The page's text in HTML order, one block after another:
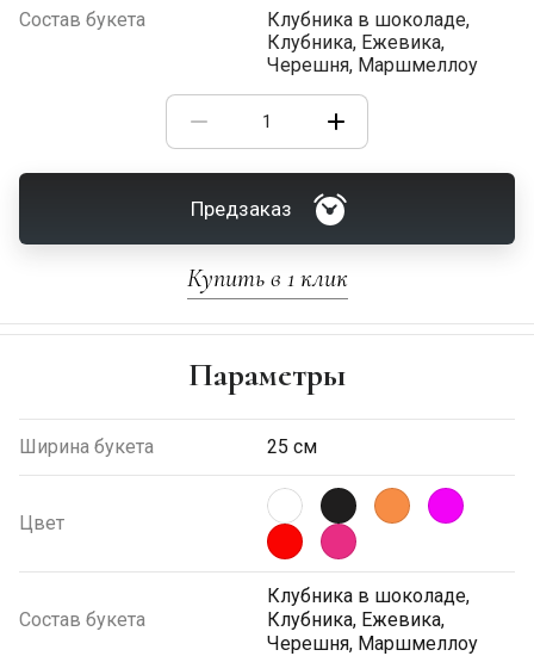
Состав букета
Клубника в шоколаде,
Клубника, Ежевика,
Черешня, Маршмеллоу
Предзаказ
Купить в 1 клик
Параметры
Ширина букета 25 см
Цвет
Состав букета
Клубника в шоколаде,
Клубника, Ежевика,
Черешня, Маршмеллоу